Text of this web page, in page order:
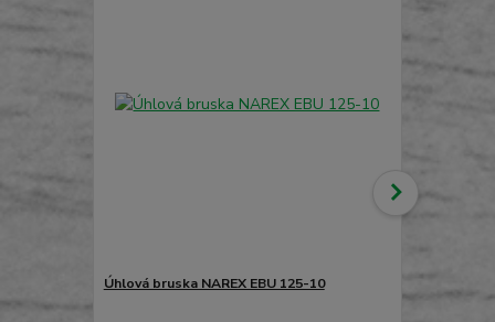
Úhlová bruska NAREX EBU 125-10